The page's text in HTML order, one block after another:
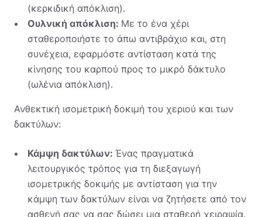
(κερκιδική απόκλιση).
Ουλνική απόκλιση: Με το ένα χέρι
σταθεροποιήστε το άπω αντιβράχιο και, στη
συνέχεια, εφαρμόστε αντίσταση κατά της
κίνησης του καρπού προς το μικρό δάκτυλο
(ωλένια απόκλιση).
Ανθεκτική ισομετρική δοκιμή του χεριού και των
δακτύλων:
Κάμψη δακτύλων: Ένας πραγματικά
λειτουργικός τρόπος για τη διεξαγωγή
ισομετρικής δοκιμής με αντίσταση για την
κάμψη των δακτύλων είναι να ζητήσετε από τον
ασθενή σας να σας δώσει μια σταθερή χειραψία.